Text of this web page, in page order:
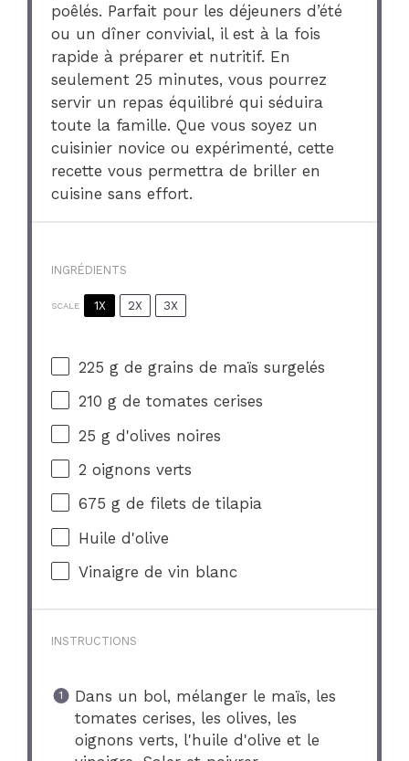
poêlés. Parfait pour les déjeuners d’été
ou un dîner convivial, il est à la fois
rapide à préparer et nutritif. En
seulement 25 minutes, vous pourrez
servir un repas équilibré qui séduira
toute la famille. Que vous soyez un
cuisinier novice ou expérimenté, cette
recette vous permettra de briller en
cuisine sans effort.
INGRÉDIENTS
SCALE 1X 2X 3X
225 g de grains de maïs surgelés
210 g de tomates cerises
25 g d'olives noires
2 oignons verts
675 g de filets de tilapia
Huile d'olive
Vinaigre de vin blanc
INSTRUCTIONS
Dans un bol, mélanger le maïs, les
tomates cerises, les olives, les
oignons verts, l'huile d'olive et le